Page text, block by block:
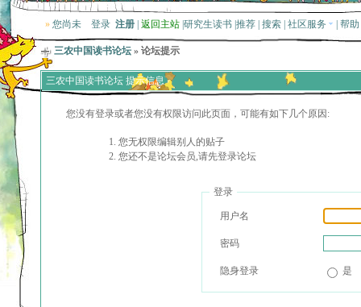
» 您尚未 登录 注册 返回主站 研究生读书 推荐 搜索 社区服务 帮助
三农中国读书论坛 » 论坛提示
三农中国读书论坛 提示信息
您没有登录或者您没有权限访问此页面，可能有如下几个原因:
您无权限编辑别人的贴子
您还不是论坛会员,请先登录论坛
登录
用户名
密码
隐身登录 是